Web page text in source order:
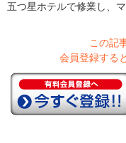
五つ星ホテルで修業し、
この記
会員登録する